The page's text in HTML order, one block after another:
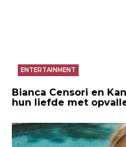
ENTERTAINMENT
Bianca Censori en
hun liefde met